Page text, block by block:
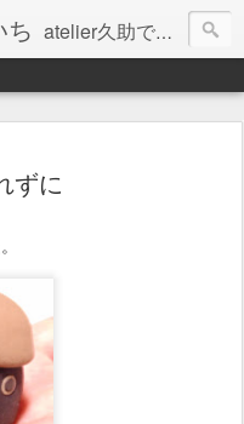
atelier久助では土と火から暖かなモノたちを生み出しています。 ご覧になられた方が和んで頂ければ幸いです。
ずに